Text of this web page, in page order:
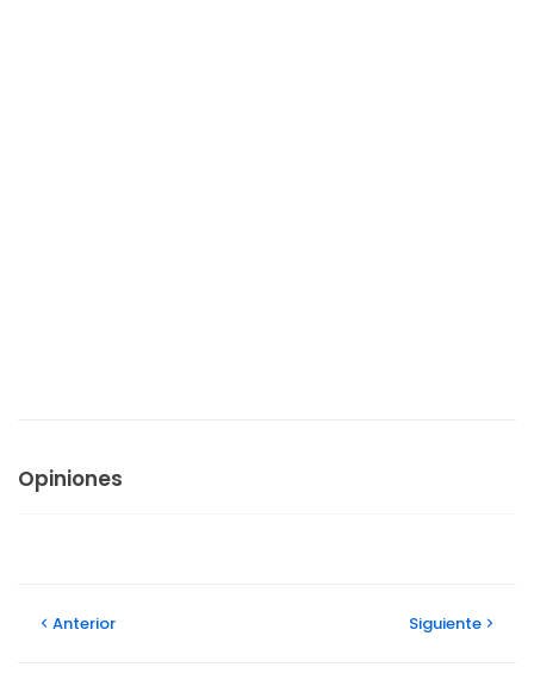
Opiniones
Anterior Siguiente